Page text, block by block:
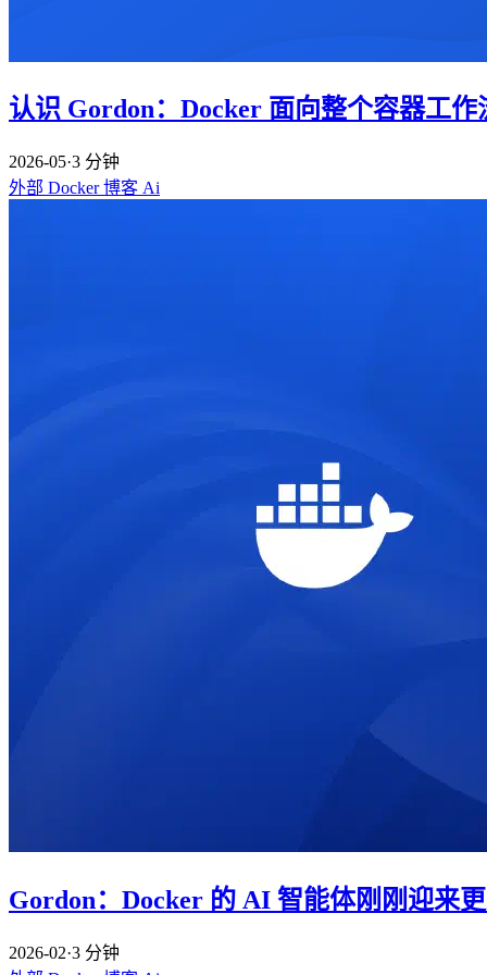
认识 Gordon：Docker 面向整个容器工
2026-05·3 分钟
外部 Docker博客 Ai
Gordon：Docker 的 AI 智能体刚刚迎来
2026-02·3 分钟